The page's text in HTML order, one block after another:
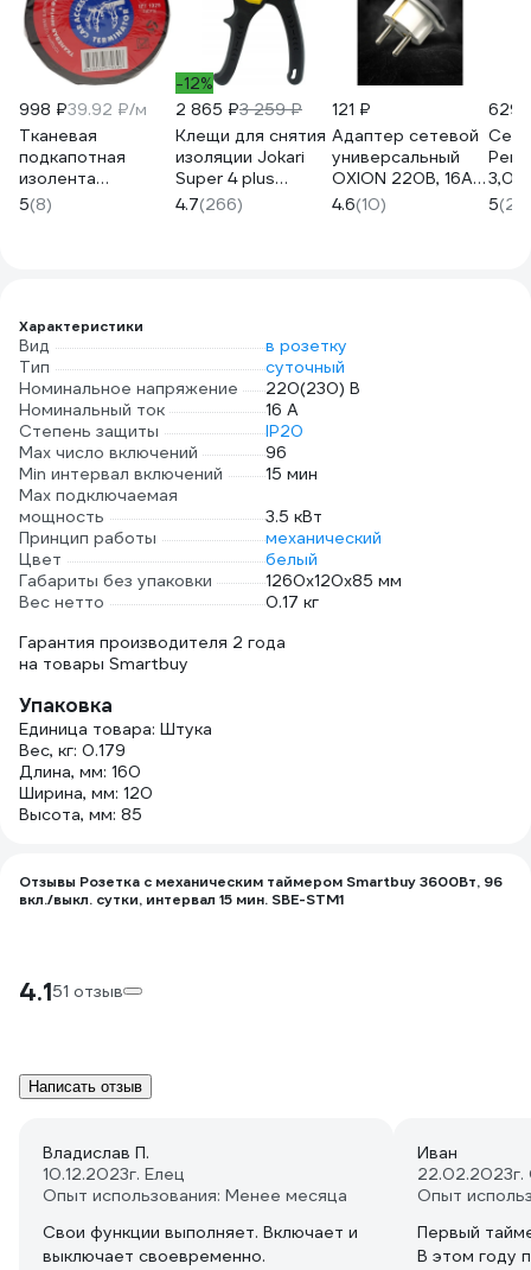
998 ₽39.92 ₽/м
Тканевая
подкапотная
изолента
Terminator Izt
1925 fabric, 19мм х
5(8)
-12%
2 865 ₽3 259 ₽
Клещи для снятия
изоляции Jokari
Super 4 plus
20050
4.7(266)
121 ₽
Адаптер сетевой
универсальный
OXION 220В, 16А,
пластик PP/PC,
медные контакты,
4.6(10)
629
5(2)
Характеристики
Вид
в розетку
Тип
суточный
Номинальное напряжение
220(230) В
Номинальный ток
16 А
Степень защиты
IP20
Max число включений
96
Min интервал включений
15 мин
Max подключаемая
мощность
3.5 кВт
Принцип работы
механический
Цвет
белый
Габариты без упаковки
1260х120х85 мм
Вес нетто
0.17 кг
Гарантия производителя 2 года
на товары Smartbuy
Упаковка
Единица товара: Штука
Вес, кг: 0.179
Длина, мм: 160
Ширина, мм: 120
Высота, мм: 85
Отзывы Розетка с механическим таймером Smartbuy 3600Вт, 96
вкл./выкл. сутки, интервал 15 мин. SBE-STM1
4.151 отзыв
Написать отзыв
Владислав П.
10.12.2023г. Елец
Опыт использования: Менее месяца
Свои функции выполняет. Включает и
выключает своевременно.
Иван
22.02.2023
Опыт
Первый
В этом году